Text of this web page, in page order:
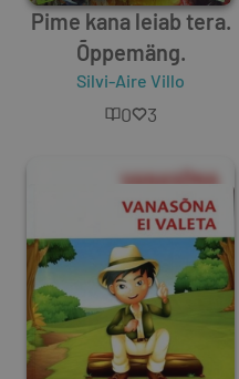
Pime kana leiab tera.
Õppemäng.
Silvi-Aire Villo
0 3